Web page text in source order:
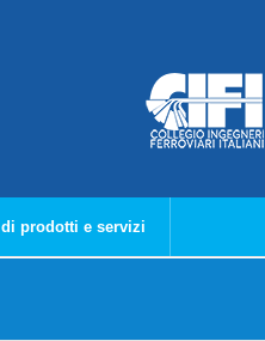
prodotti e servizi